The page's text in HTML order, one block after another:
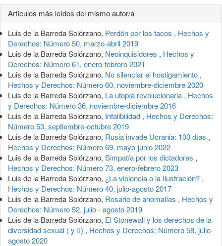
Detalles
del
artículo
Artículos más leídos del mismo autor/a
Luis de la Barreda Solórzano, Perdón por los tacos , Hechos y
Derechos: Número 50, marzo-abril 2019
Luis de la Barreda Solórzano, Neoinquisidores , Hechos y
Derechos: Número 61, enero-febrero 2021
Luis de la Barreda Solórzano, No silenciar el hostigamiento ,
Hechos y Derechos: Número 60, noviembre-diciembre 2020
Luis de la Barreda Solórzano, La utopía revolucionaria , Hechos
y Derechos: Número 36, noviembre-diciembre 2016
Luis de la Barreda Solórzano, Infalibilidad , Hechos y Derechos:
Número 53, septiembre-octubre 2019
Luis de la Barreda Solórzano, Rusia invade Ucrania: 100 días ,
Hechos y Derechos: Número 69, mayo-junio 2022
Luis de la Barreda Solórzano, Simpatía por los dictadores ,
Hechos y Derechos: Número 73, enero-febrero 2023
Luis de la Barreda Solórzano, ¿La violencia o la Ilustración? ,
Hechos y Derechos: Número 40, julio-agosto 2017
Luis de la Barreda Solórzano, Rosario de anomalías , Hechos y
Derechos: Número 52, julio - agosto 2019
Luis de la Barreda Solórzano, El Stonewall y los derechos de la
diversidad sexual ( y II) , Hechos y Derechos: Número 58, julio-
agosto 2020